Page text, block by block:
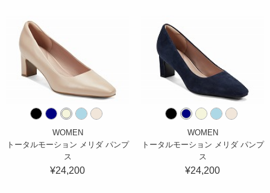
WOMEN
トータルモーション メリダ パンプ
ス
¥24,200
WOMEN
トータルモーション メリダ パンプ
ス
¥24,200